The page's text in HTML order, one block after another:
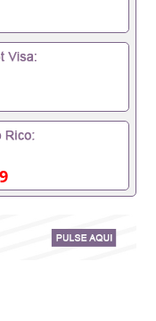
证可以用吗
学历认证吗
料551190476
551190476入职
办理假毕业
么办, 毕业证丢
证,没毕业可以
挂科而没有正常
不齐而被拒之门
导致回国得不到
不理想毕不了业
科/硕士毕业证
哪里可以买
以制作美国毕业